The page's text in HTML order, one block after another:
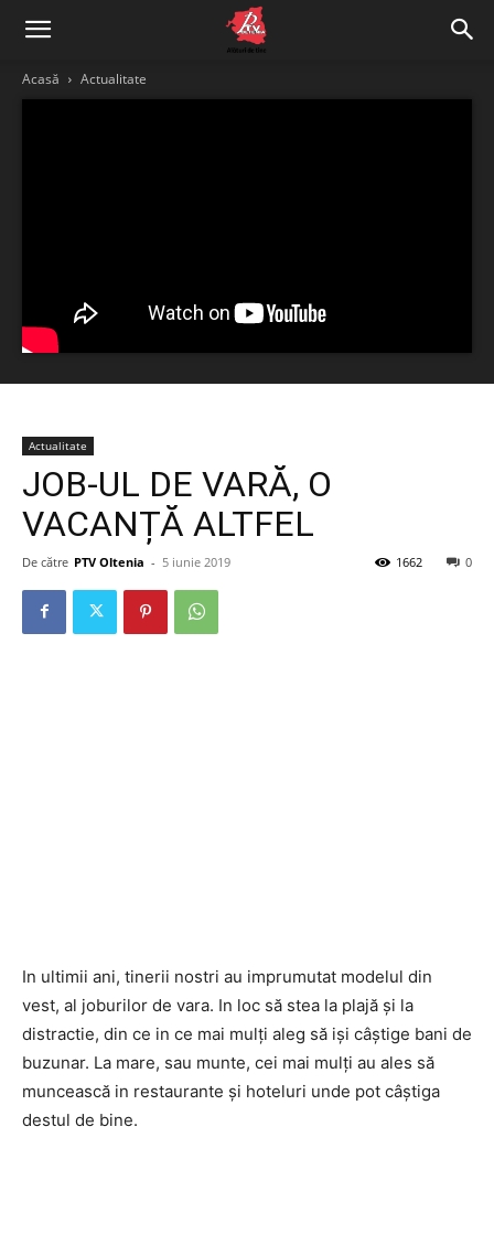
Acasă Actualitate
Actualitate
JOB-UL DE VARĂ, O
VACANȚĂ ALTFEL
De către PTV Oltenia - 5 iunie 2019 0
1662
In ultimii ani, tinerii nostri au imprumutat modelul din
vest, al joburilor de vara. In loc să stea la plajă și la
distractie, din ce in ce mai mulți aleg să iși câștige bani de
buzunar. La mare, sau munte, cei mai mulți au ales să
muncească in restaurante și hoteluri unde pot câștiga
destul de bine.